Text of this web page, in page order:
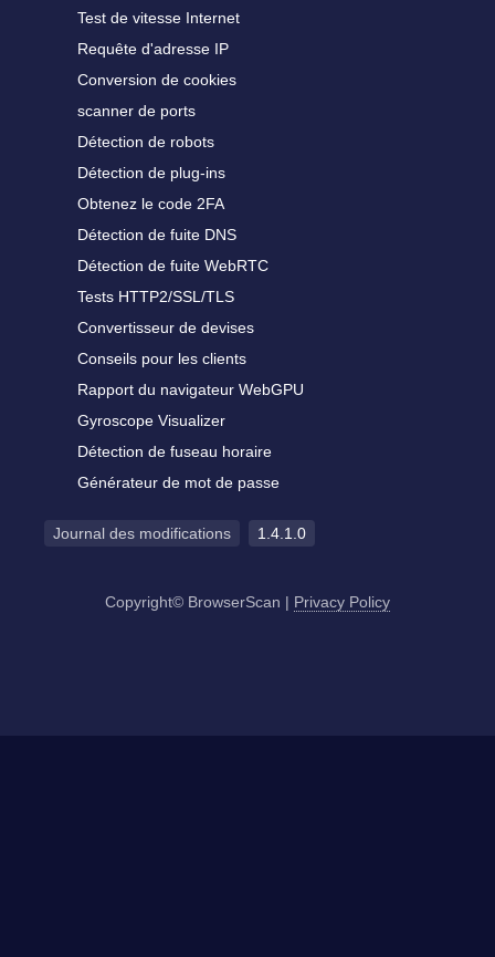
Test de vitesse Internet
Requête d'adresse IP
Conversion de cookies
scanner de ports
Détection de robots
Détection de plug-ins
Obtenez le code 2FA
Détection de fuite DNS
Détection de fuite WebRTC
Tests HTTP2/SSL/TLS
Convertisseur de devises
Conseils pour les clients
Rapport du navigateur WebGPU
Gyroscope Visualizer
Détection de fuseau horaire
Générateur de mot de passe
Journal des modifications 1.4.1.0
Copyright© BrowserScan | Privacy Policy